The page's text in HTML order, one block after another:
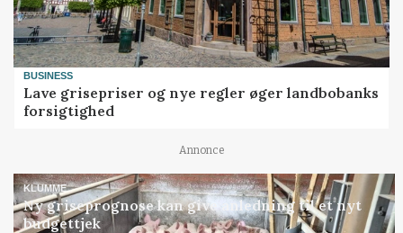
BUSINESS
Lave grisepriser og nye regler øger landbobanks
forsigtighed
Annonce
KLUMME
Ny griseprognose kan give anledning til et nyt
budgettjek